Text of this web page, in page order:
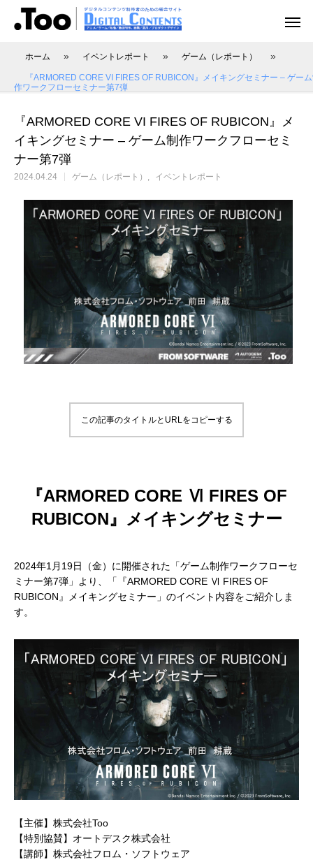
アニメーション制作
アニマル・モデリング 動物造形解剖学 増
補改訂版』発売記念セミナー
2026.04.15
Autodesk CG Festa
2026.03.25
アニマル・モデリング 動物造形解剖学 増
Autodesk CG Festa
アニマル・モデリング 動物造形解剖学 増
補改訂版』発売記念セミナー
2026.04.15
Autodesk CG Festa
2026.03.25
アニメーション（レポート） 映像動画配信（レポート）
あにつく2025レポート | オレンジ リクル
ート講演会 〜就職をめざすあなたに届け
る、”エフェクト表現”最前線～
2026.01.26
あにつく2025レポ
ニメ『星の子ども
た企画と世界観の
ェ門）
2026.01.21
【イベントレポート】『機動戦士ガンダム
閃光のハサウェイ キルケーの魔女』 重厚
Autodesk CG Festa 2026
【イベントレポー
バーコネクトツー）
東京ゲームショウ 2025 出展レポート
2025.10.20
『ARMORED
RUBICON』メイキ
制作ワークフロー
2024.04.24
アニメーション制作（現場事例）
[外部事例]「泣きたい私は猫をかぶる」監
督ふたりが語る、誕生秘話とネコ表現のこ
だわり【インタビュー】
2020.06.18
[外部事例]「ペンギ
ジオコロリド初と
た、“デジタル作画”
2018.08.17
[外部事例]「泣きたい私は猫をかぶる」監
督ふたりが語る、誕生秘話とネコ表現のこ
[外部事例]「ペンギ
ホーム » イベントレポート » ゲーム（レポート） »
『ARMORED CORE VI FIRES OF RUBICON』メイキングセミナー – ゲー
作ワークフローセミナー第7弾
『ARMORED CORE VI FIRES OF RUBICON』メ
イキングセミナー – ゲーム制作ワークフローセミ
ナー第7弾
2024.04.24 ゲーム（レポート） イベントレポート
この記事のタイトルとURLをコピーする
『ARMORED CORE Ⅵ FIRES OF
RUBICON』メイキングセミナー
2024年1月19日（金）に開催された「ゲーム制作ワークフローセ
ミナー第7弾」より、「『ARMORED CORE Ⅵ FIRES OF
RUBICON』メイキングセミナー」のイベント内容をご紹介しま
す。
【主催】株式会社Too
【特別協賛】オートデスク株式会社
【講師】株式会社フロム・ソフトウェア